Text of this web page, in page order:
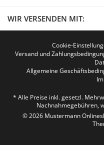
WIR VERSENDEN MIT:
Cookie-
Versand und
Allgemeine
* Alle Preise inkl. gesetzl.
Nachnahmegebühren,
© 2026 Mustermann